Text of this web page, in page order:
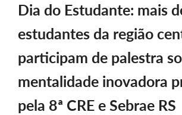
Dia do Estudante: mais
estudantes da região
participam de palestra
mentalidade inovadora
pela 8ª CRE e Sebrae RS